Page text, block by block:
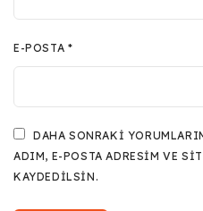
E-POSTA *
DAHA SONRAKI
ADIM, E-POSTA ADRESIM VE
KAYDEDILSIN.